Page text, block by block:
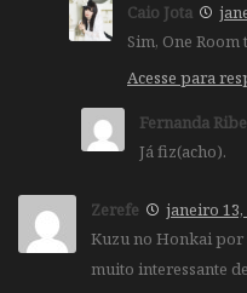
Caio Jota
Sim, One
Acesse para
Fernanda
Já fiz(acho).
Zerefe
janeiro 13,
Kuzu no Honkai por
muito interessante